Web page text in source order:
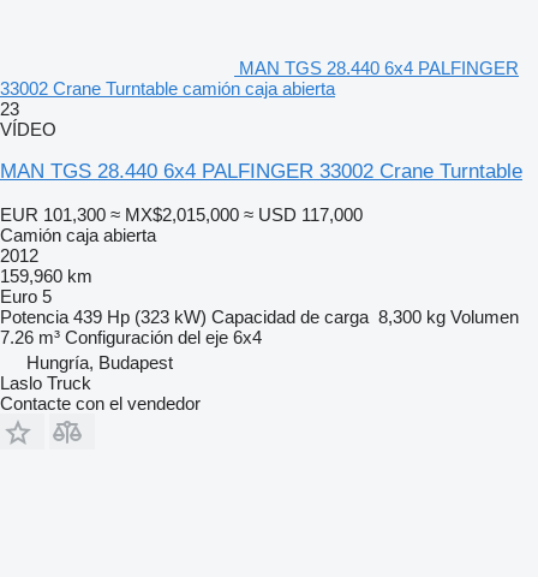
MAN TGS 28.440 6x4 PALFINGER
33002 Crane Turntable camión caja abierta
23
VÍDEO
MAN TGS 28.440 6x4 PALFINGER 33002 Crane Turntable
EUR 101,300 ≈ MX$2,015,000 ≈ USD 117,000
Camión caja abierta
2012
159,960 km
Euro 5
Potencia 439 Hp (323 kW) Capacidad de carga 8,300 kg Volumen
7.26 m³ Configuración del eje 6x4
Hungría, Budapest
Laslo Truck
Contacte con el vendedor